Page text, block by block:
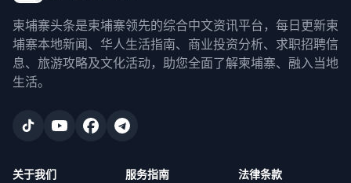
柬埔寨头条是柬埔寨领先的综合中文资讯平台，每日更新柬
埔寨本地新闻、华人生活指南、商业投资分析、求职招聘信
息、旅游攻略及文化活动，助您全面了解柬埔寨、融入当地
生活。
关于我们 服务指南 法律条款